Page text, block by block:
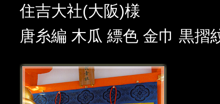
住吉大社(大阪)様
唐糸編 木瓜 縹色 金巾 黒摺